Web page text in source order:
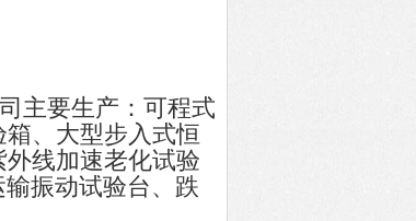
主要生产：可程式
、大型步入式恒
线加速老化试验
振动试验台、跌